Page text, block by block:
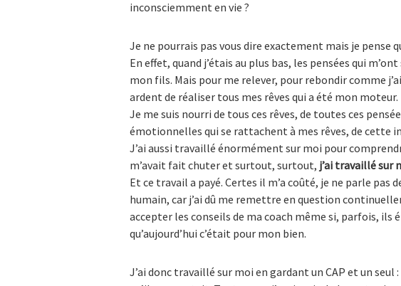
inconsciemment en vie ?
Je ne pourrais pas vous dire exactement mais je pense
En effet, quand j’étais au plus bas, les pensées qui
mon fils. Mais pour me relever, pour rebondir comme
ardent de réaliser tous mes rêves qui a été mon moteur.
Je me suis nourri de tous ces rêves, de toutes ces
émotionnelles qui se rattachent à mes rêves, de cette
J’ai aussi travaillé énormément sur moi pour
m’avait fait chuter et surtout, surtout, j’ai travaillé sur
Et ce travail a payé. Certes il m’a coûté, je ne parle pas
humain, car j’ai dû me remettre en question
accepter les conseils de ma coach même si, parfois, ils
qu’aujourd’hui c’était pour mon bien.
J’ai donc travaillé sur moi en gardant un CAP et un seul :